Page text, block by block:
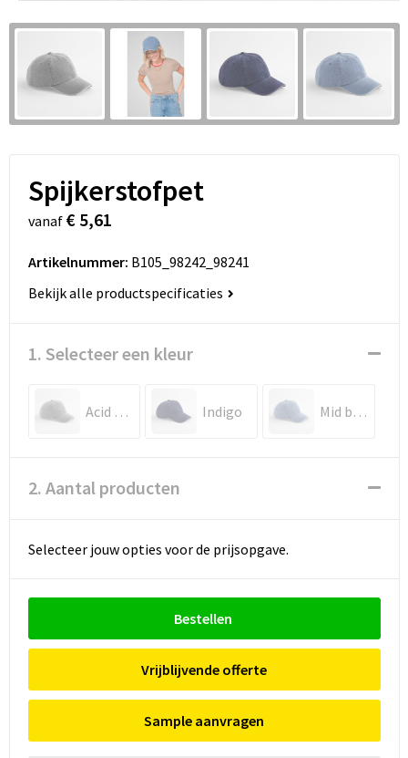
Spijkerstofpet
vanaf € 5,61
Artikelnummer: B105_98242_98241
Bekijk alle productspecificaties
1. Selecteer een kleur
Acid Grey Indigo Mid blue
2. Aantal producten
Selecteer jouw opties voor de prijsopgave.
Bestellen
Vrijblijvende offerte
Sample aanvragen